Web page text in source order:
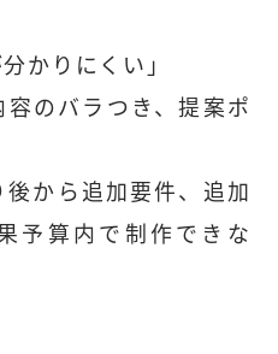
かりにくい」
容のバラつき、提案ポ
後から追加要件、追加
予算内で制作できな